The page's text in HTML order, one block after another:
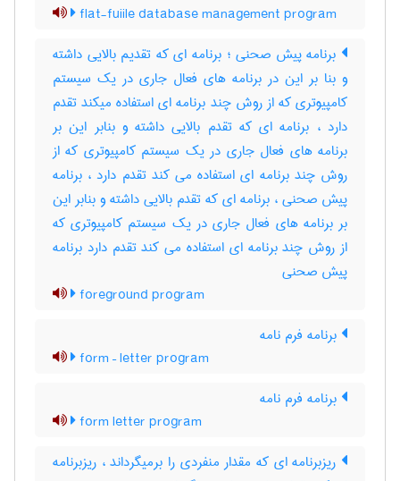
flat-fuiile database management program
برنامه پیش صحنی ؛ برنامه ای که تقدیم بالایی داشته
و بنا بر این در برنامه های فعال جاری در یک سیستم
کامپیوتری که از روش چند برنامه ای استفاده میکند تقدم
دارد ، برنامه ای که تقدم بالایی داشته و بنابر این بر
برنامه های فعال جاری در یک سیستم کامپیوتری که از
روش چند برنامه ای استفاده می کند تقدم دارد ، برنامه
پیش صحنی ، برنامه ای که تقدم بالایی داشته و بنابر این
بر برنامه های فعال جاری در یک سیستم کامپیوتری که
از روش چند برنامه ای استفاده می کند تقدم دارد برنامه
پیش صحنی
foreground program
برنامه فرم نامه
form – letter program
برنامه فرم نامه
form letter program
ریزبرنامه ای که مقدار منفردی را برمیگرداند ، ریزبرنامه